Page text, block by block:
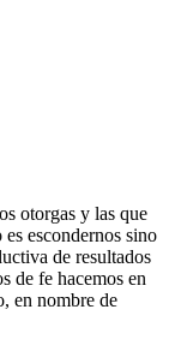
otorgas y las que
escondernos sino
de resultados
de fe hacemos en
en nombre de